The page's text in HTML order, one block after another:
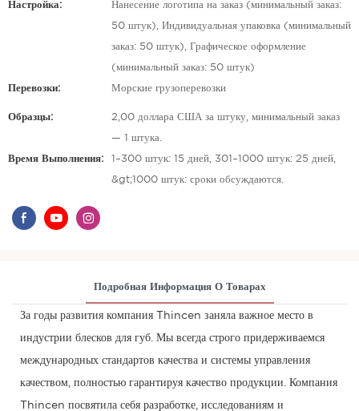
Настройка: Нанесение логотипа на заказ (минимальный заказ:
50 штук), Индивидуальная упаковка (минимальный
заказ: 50 штук), Графическое оформление
(минимальный заказ: 50 штук)
Перевозки: Морские грузоперевозки
Образцы: 2,00 доллара США за штуку, минимальный заказ
— 1 штука.
Время Выполнения: 1–300 штук: 15 дней, 301–1000 штук: 25 дней,
&gt;1000 штук: сроки обсуждаются.
Подробная Информация О Товарах
За годы развития компания Thincen заняла важное место в
индустрии блесков для губ. Мы всегда строго придерживаемся
международных стандартов качества и системы управления
качеством, полностью гарантируя качество продукции. Компания
Thincen посвятила себя разработке, исследованиям и